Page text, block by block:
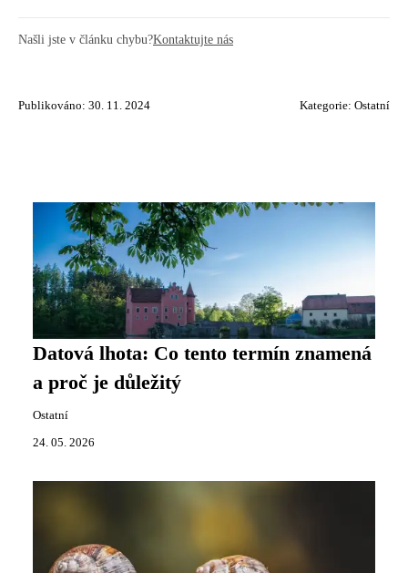
Našli jste v článku chybu?Kontaktujte nás
Publikováno: 30. 11. 2024 Kategorie: Ostatní
Datová lhota: Co tento termín znamená
a proč je důležitý
Ostatní
24. 05. 2026